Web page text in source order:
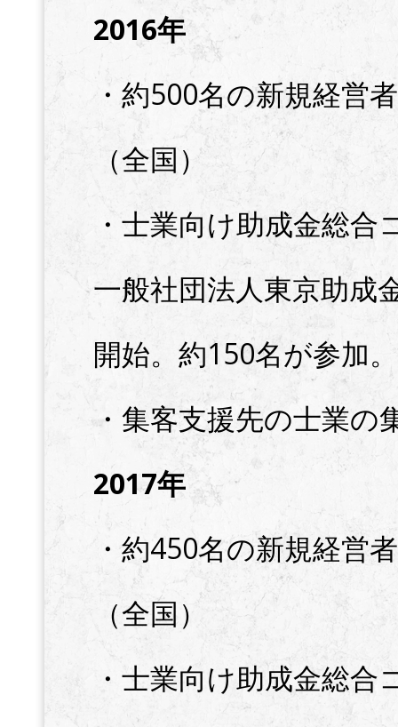
2016年
・約500名の新規経営
（全国）
・士業向け助成金総
一般社団法人東京助成
開始。約150名が参加。
・集客支援先の士業の
2017年
・約450名の新規経営
（全国）
・士業向け助成金総